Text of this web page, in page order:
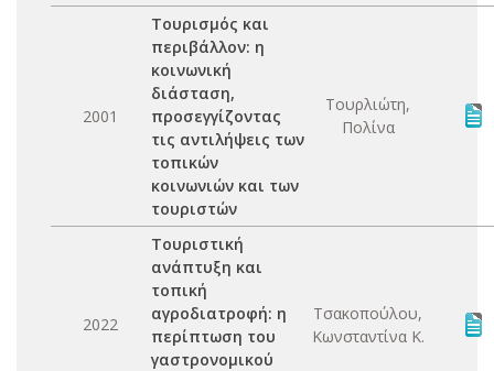
2001
Τουρισμός και
περιβάλλον: η
κοινωνική
διάσταση,
προσεγγίζοντας
τις αντιλήψεις των
τοπικών
κοινωνιών και των
τουριστών
Τουρλιώτη,
Πολίνα
2022
Τουριστική
ανάπτυξη και
τοπική
αγροδιατροφή: η
περίπτωση του
γαστρονομικού
Τσακοπούλου,
Κωνσταντίνα Κ.